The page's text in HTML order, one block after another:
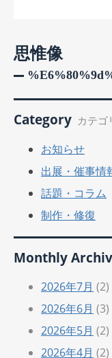
思惟像
Category カテゴ
お知らせ
出展・催事情
話題・コラム
制作・修復
Monthly
2026年7月 (2)
2026年6月 (3)
2026年5月 (2)
2026年4月 (2)